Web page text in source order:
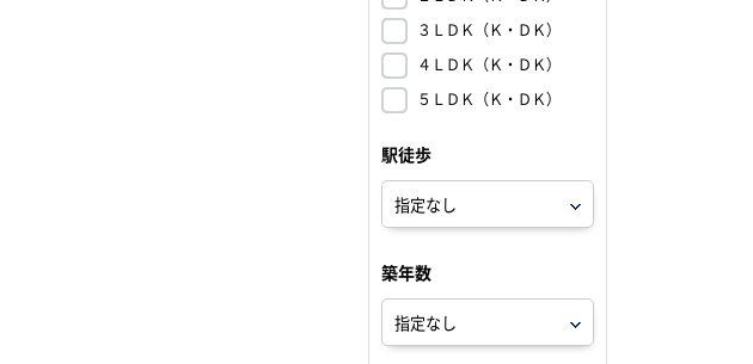
３ＬＤＫ（Ｋ・ＤＫ）
４ＬＤＫ（Ｋ・ＤＫ）
５ＬＤＫ（Ｋ・ＤＫ）
駅徒歩
築年数